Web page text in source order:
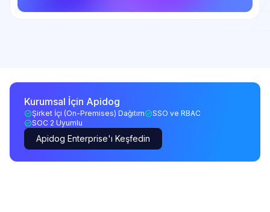
Kurumsal İçin Apidog
Şirket İçi (On-Premises) Dağıtım
SSO ve RBAC
SOC 2 Uyumlu
Apidog Enterprise'ı Keşfedin